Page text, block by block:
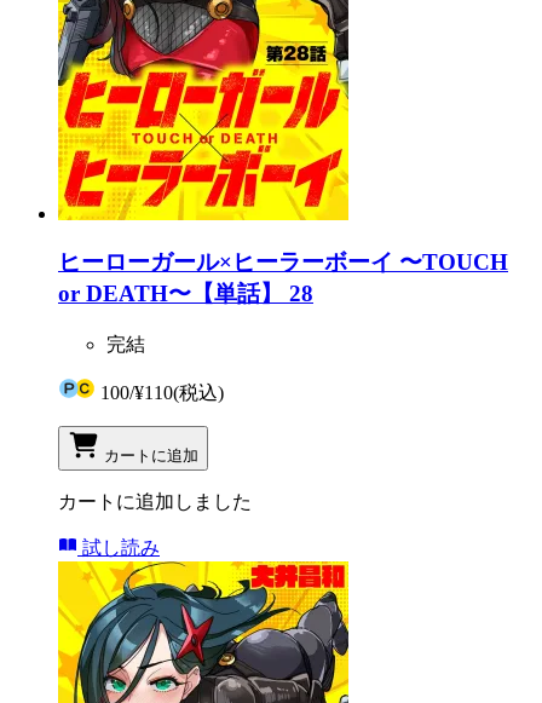
ヒーローガール×ヒーラーボーイ 〜TOUCH
or DEATH〜【単話】 28
完結
100/¥110(税込)
カートに追加
カートに追加しました
試し読み